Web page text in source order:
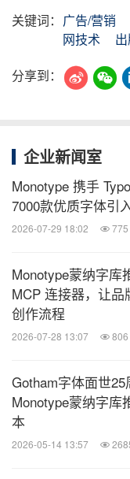
关键词： 广告/营销
网技术
分享到：
企业新闻室
Monotype 携手
7000款优质字体引
2026-07-29 18:02 775
Monotype蒙纳字库
MCP 连接器，让品
创作流程
2026-07-28 13:07 806
Gotham字体面世25
Monotype蒙纳字库
本
2026-05-14 13:57